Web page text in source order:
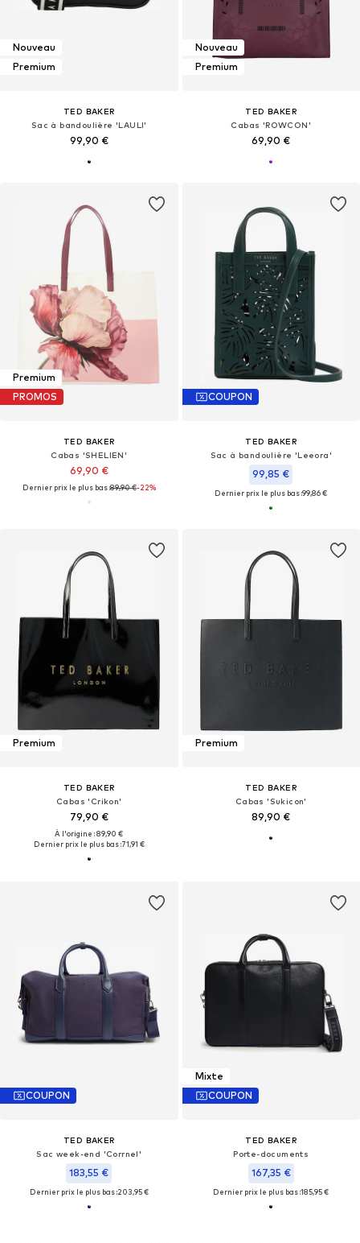
Nouveau
Premium
TED BAKER
Sac à bandoulière 'LAULI'
99,90 €
Nouveau
Premium
TED BAKER
Cabas 'ROWCON'
69,90 €
Premium
PROMOS
TED BAKER
Cabas 'SHELIEN'
69,90 €
Dernier prix le plus bas :89,90 €-22%
COUPON
TED BAKER
Sac à bandoulière 'Leeora'
99,85 €
Dernier prix le plus bas :99,86 €
Premium
TED BAKER
Cabas 'Crikon'
79,90 €
À l'origine : 89,90 €
Dernier prix le plus bas :71,91 €
Premium
TED BAKER
Cabas 'Sukicon'
89,90 €
COUPON
TED BAKER
Sac week-end 'Corrnel'
183,55 €
Dernier prix le plus bas :203,95 €
Mixte
COUPON
TED BAKER
Porte-documents
167,35 €
Dernier prix le plus bas :185,95 €